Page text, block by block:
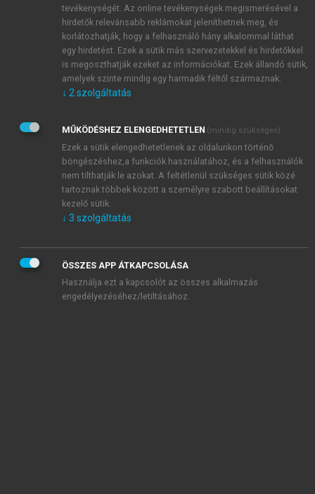
JELSZÓ ÚJRA
Kérek értesítést a MeRSZ újdonságairól, akcióiról.
Kérek értesítést az Akadémiai Kiadó Zrt. újdonságairól,
Adatkezelési tájékoztatóbanfoglaltakat tudomásul
veszem és elfogadom.
Általános vásárlási feltételeket, valamint a szotar.netés a
mersz.huoldalak licencszerződéseiben foglaltakat
tudomásul veszem és elfogadom.
KIPRÓBÁLOM
tevékenységét. Az online tevékenységek megismerésével a
hirdetők relevánsabb reklámokat jeleníthetnek meg, és
korlátozhatják, hogy a felhasználó hány alkalommal láthat
egy hirdetést. Ezek a sütik más szervezetekkel és hirdetőkkel
is megoszthatják ezeket az információkat. Ezek állandó sütik,
amelyek szinte mindig egy harmadik féltől származnak.
↓ 2 szolgáltatás
MŰKÖDÉSHEZ ELENGEDHETETLEN (mindig szükséges)
Ezek a sütik elengedhetetlenek az oldalunkon történő
böngészéshez,a funkciók használatához, és a felhasználók
nem tilthatják le azokat. A feltétlenül szükséges sütik közé
tartoznak többek között a személyre szabott beállításokat
kezelő sütik.
↓ 3 szolgáltatás
ÖSSZES APP ÁTKAPCSOLÁSA
Használja ezt a kapcsolót az összes alkalmazás
engedélyezéséhez/letiltásához.